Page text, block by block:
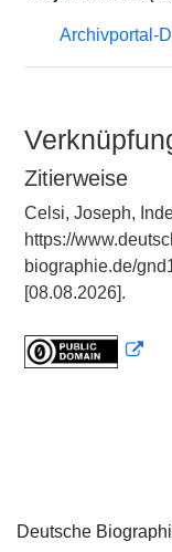
Archivportal-D
Zitierweise
Celsi, Joseph,
https://
biographie.de/
[08.08.2026].
Deutsche